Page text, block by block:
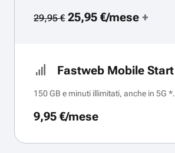
29,95 €25,95 €/mese+
Fastweb Mobile Start
150 GB e minuti illimitati, anche in 5G *.
9,95 €/mese